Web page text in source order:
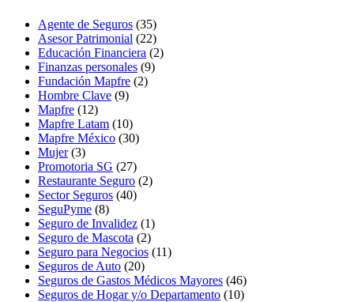
Agente de Seguros (35)
Asesor Patrimonial (22)
Educación Financiera (2)
Finanzas personales (9)
Fundación Mapfre (2)
Hombre Clave (9)
Mapfre (12)
Mapfre Latam (10)
Mapfre México (30)
Mujer(3)
Promotoria SG (27)
Restaurante Seguro (2)
Sector Seguros (40)
SeguPyme (8)
Seguro de Invalidez (1)
Seguro de Mascota (2)
Seguro para Negocios (11)
Seguros de Auto (20)
Seguros de Gastos Médicos Mayores (46)
Seguros de Hogar y/o Departamento (10)